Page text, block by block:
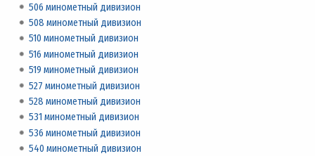
506 минометный дивизион
508 минометный дивизион
510 минометный дивизион
516 минометный дивизион
519 минометный дивизион
527 минометный дивизион
528 минометный дивизион
531 минометный дивизион
536 минометный дивизион
540 минометный дивизион